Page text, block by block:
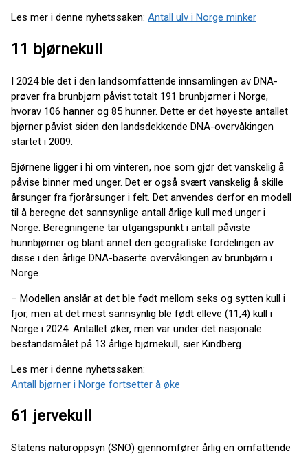
Les mer i denne nyhetssaken: Antall ulv i Norge minker
11 bjørnekull
I 2024 ble det i den landsomfattende innsamlingen av DNA-
prøver fra brunbjørn påvist totalt 191 brunbjørner i Norge,
hvorav 106 hanner og 85 hunner. Dette er det høyeste antallet
bjørner påvist siden den landsdekkende DNA-overvåkingen
startet i 2009.
Bjørnene ligger i hi om vinteren, noe som gjør det vanskelig å
påvise binner med unger. Det er også svært vanskelig å skille
årsunger fra fjorårsunger i felt. Det anvendes derfor en modell
til å beregne det sannsynlige antall årlige kull med unger i
Norge. Beregningene tar utgangspunkt i antall påviste
hunnbjørner og blant annet den geografiske fordelingen av
disse i den årlige DNA-baserte overvåkingen av brunbjørn i
Norge.
– Modellen anslår at det ble født mellom seks og sytten kull i
fjor, men at det mest sannsynlig ble født elleve (11,4) kull i
Norge i 2024. Antallet øker, men var under det nasjonale
bestandsmålet på 13 årlige bjørnekull, sier Kindberg.
Les mer i denne nyhetssaken:
Antall bjørner i Norge fortsetter å øke
61 jervekull
Statens naturoppsyn (SNO) gjennomfører årlig en omfattende